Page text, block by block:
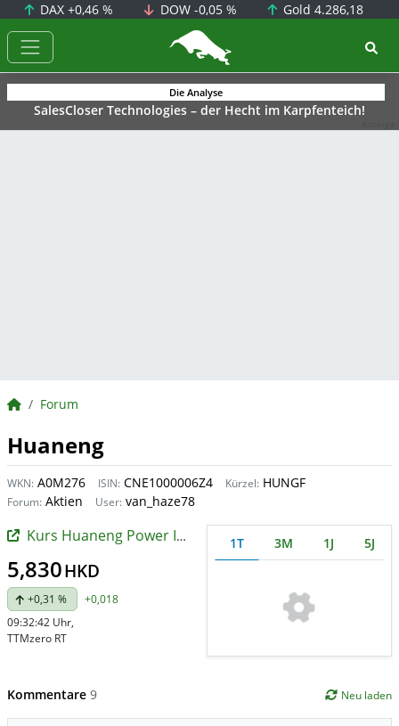
DAX+0,46 % DOW -0,05 % Gold4.286,18
BörsenNEWS.de
Die Analyse
SalesCloser Technologies – der Hecht im Karpfenteich!
BörsenNEWS.de
Forum
Huaneng
WKN: A0M276 ISIN: CNE1000006Z4 Kürzel: HUNGF
Forum: Aktien User: van_haze78
Kurs Huaneng Power International (H)
5,830HKD
+0,31 %
+0,018
09:32:42 Uhr,
TTMzero RT
1T 3M 1J 5J
Kommentare 9 Neu laden